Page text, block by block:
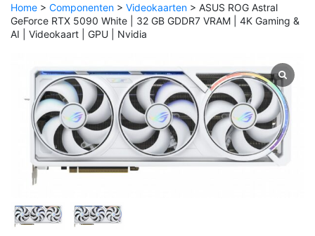
Home > Componenten > Videokaarten > ASUS ROG Astral
GeForce RTX 5090 White | 32 GB GDDR7 VRAM | 4K Gaming &
AI | Videokaart | GPU | Nvidia